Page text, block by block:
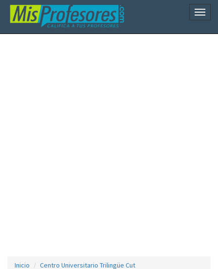
Inicio Centro Universitario Trilingüe Cut